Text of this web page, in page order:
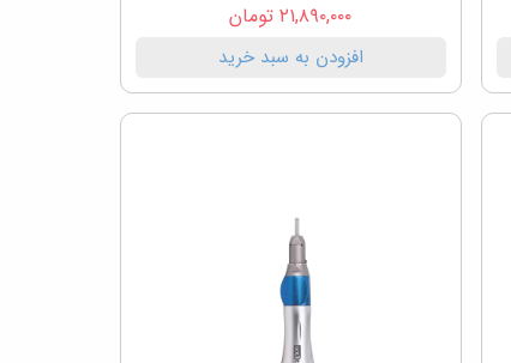
۲۱,۸۹۰,۰۰۰ تومان
افزودن به سبد خرید